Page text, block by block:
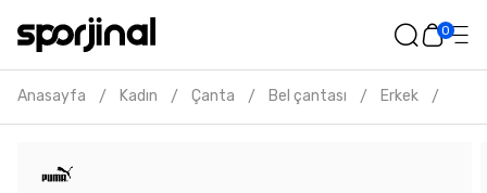
0
Anasayfa / Kadın / Çanta / Bel çantası / Erkek /